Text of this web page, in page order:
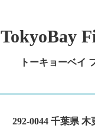
TokyoBay
トーキョーベイ
292-0044 千葉県